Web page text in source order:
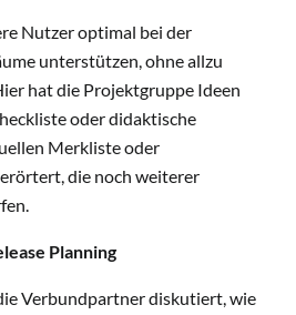
Nutzer optimal bei der
unterstützen, ohne allzu
hat die Projektgruppe Ideen
oder didaktische
Merkliste oder
die noch weiterer
Planning
Verbundpartner diskutiert, wie